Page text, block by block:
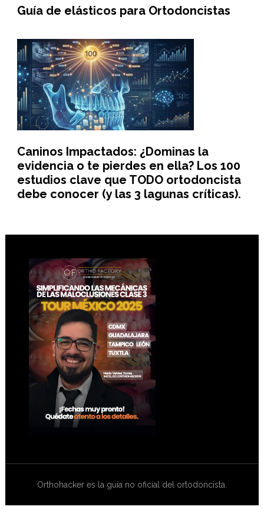
Guía de elásticos para Ortodoncistas
Caninos Impactados: ¿Dominas la
evidencia o te pierdes en ella? Los 100
estudios clave que TODO ortodoncista
debe conocer (y las 3 lagunas críticas).
Footer
Orthohacker es la guía no oficial del ortodoncista.